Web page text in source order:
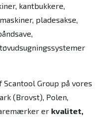
kantbukkere,
pladesakse,
Group på vores
(Brovst), Polen,
er kvalitet,